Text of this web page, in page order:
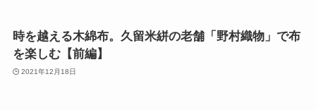
時を越える木綿布。久留米絣の老舗「野村織物」で布
を楽しむ【前編】
2021年12月18日